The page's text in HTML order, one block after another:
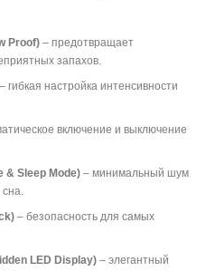
Proof)– предотвращает
запахов.
гибкая настройка интенсивности
включение и выключение
& Sleep Mode)– минимальный шум
– безопасность для самых
LED Display)– элегантный